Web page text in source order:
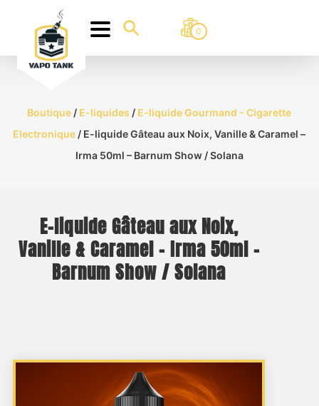
0
Boutique / E-liquides / E-liquide Gourmand - Cigarette
Electronique / E-liquide Gâteau aux Noix, Vanille & Caramel –
Irma 50ml – Barnum Show / Solana
E-liquide Gâteau aux Noix,
Vanille & Caramel – Irma 50ml –
Barnum Show / Solana